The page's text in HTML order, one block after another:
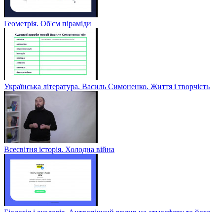
Геометрія. Об'єм піраміди
Українська література. Василь Симоненко. Життя і творчість
Всесвітня історія. Холодна війна